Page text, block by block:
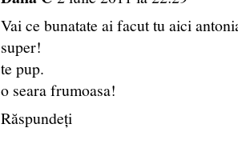
Vai ce bunatate ai facut tu aici
super!
te pup.
o seara frumoasa!
Răspundeți